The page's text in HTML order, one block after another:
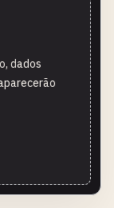
dados